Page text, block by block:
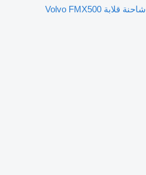
شاحنة قلابة Volvo FMX500